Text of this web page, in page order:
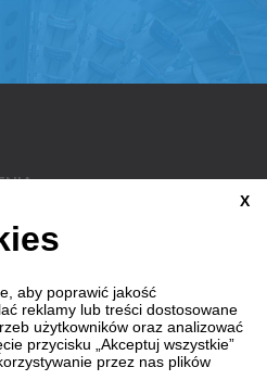
X
aby poprawić jakość
reklamy lub treści dostosowane
użytkowników oraz analizować
przycisku „Akceptuj wszystkie”
przez nas plików